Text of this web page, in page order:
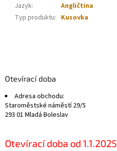
Jazyk:
Angličtina
Typ produktu: Kusovka
Otevírací doba
Adresa obchodu:
Staroměstské náměstí 29/5
293 01 Mladá Boleslav
Otevírací doba od 1.1.2025